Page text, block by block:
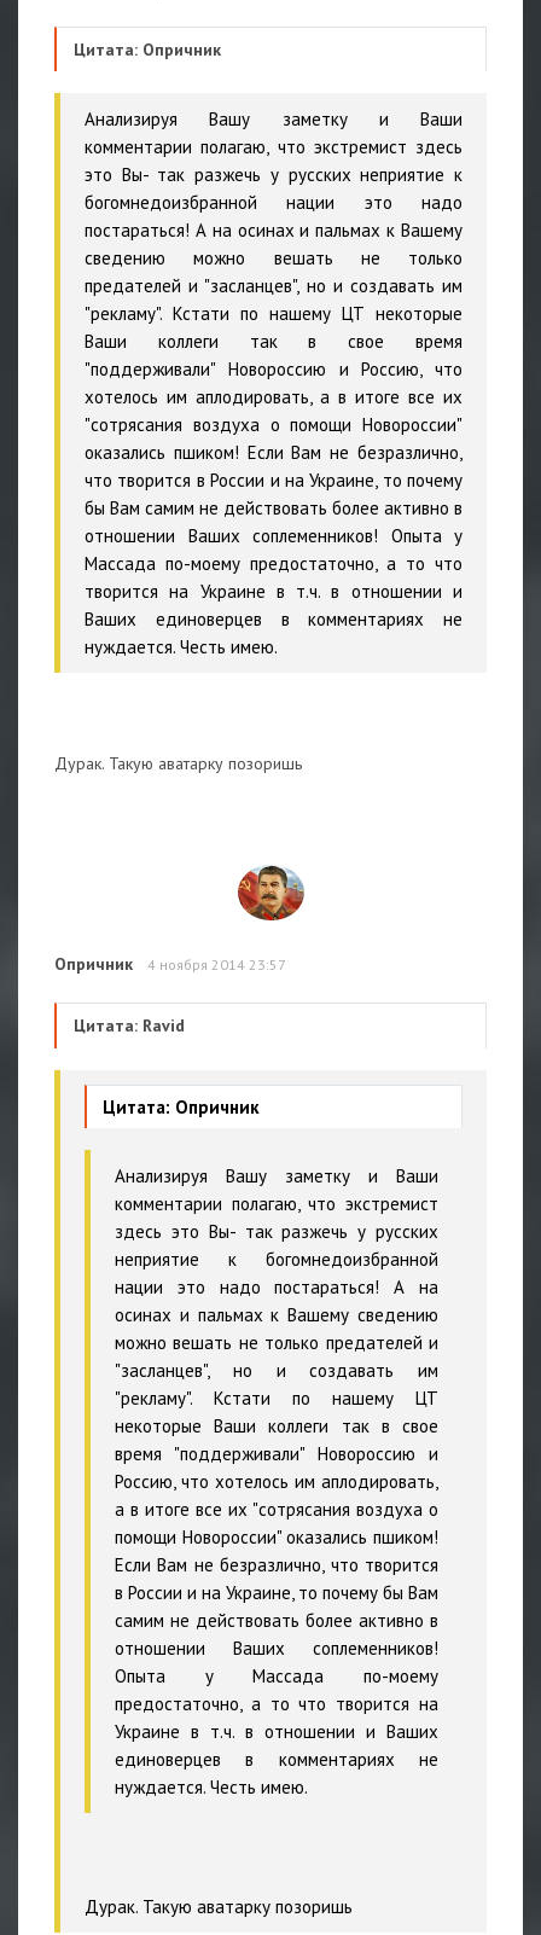
Цитата: Опричник
Анализируя Вашу заметку и Ваши
комментарии полагаю, что экстремист здесь
это Вы- так разжечь у русских неприятие к
богомнедоизбранной нации это надо
постараться! А на осинах и пальмах к Вашему
сведению можно вешать не только
предателей и "засланцев", но и создавать им
"рекламу". Кстати по нашему ЦТ некоторые
Ваши коллеги так в свое время
"поддерживали" Новороссию и Россию, что
хотелось им аплодировать, а в итоге все их
"сотрясания воздуха о помощи Новороссии"
оказались пшиком! Если Вам не безразлично,
что творится в России и на Украине, то почему
бы Вам самим не действовать более активно в
отношении Ваших соплеменников! Опыта у
Массада по-моему предостаточно, а то что
творится на Украине в т.ч. в отношении и
Ваших единоверцев в комментариях не
нуждается. Честь имею.
Дурак. Такую аватарку позоришь
Опричник 4 ноября 2014 23:57
Цитата: Ravid
Цитата: Опричник
Анализируя Вашу заметку и Ваши
комментарии полагаю, что экстремист
здесь это Вы- так разжечь у русских
неприятие к богомнедоизбранной
нации это надо постараться! А на
осинах и пальмах к Вашему сведению
можно вешать не только предателей и
"засланцев", но и создавать им
"рекламу". Кстати по нашему ЦТ
некоторые Ваши коллеги так в свое
время "поддерживали" Новороссию и
Россию, что хотелось им аплодировать,
а в итоге все их "сотрясания воздуха о
помощи Новороссии" оказались пшиком!
Если Вам не безразлично, что творится
в России и на Украине, то почему бы Вам
самим не действовать более активно в
отношении Ваших соплеменников!
Опыта у Массада по-моему
предостаточно, а то что творится на
Украине в т.ч. в отношении и Ваших
единоверцев в комментариях не
нуждается. Честь имею.
Дурак. Такую аватарку позоришь